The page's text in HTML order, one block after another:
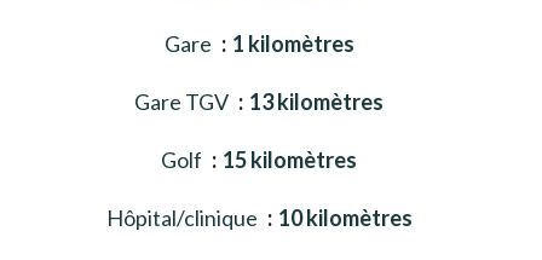
Gare 1 kilomètres
Gare TGV 13 kilomètres
Golf 15 kilomètres
Hôpital/clinique 10 kilomètres